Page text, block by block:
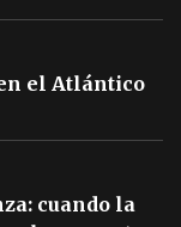
el Atlántico
cuando la